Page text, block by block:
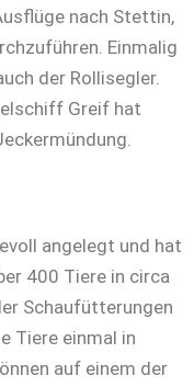
nach Stettin,
Einmalig
der Rollisegler.
Greif hat
angelegt und hat
400 Tiere in circa
Schaufütterungen
Tiere einmal in
auf einem der